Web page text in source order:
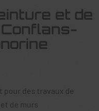
et de
pour des travaux de
de murs